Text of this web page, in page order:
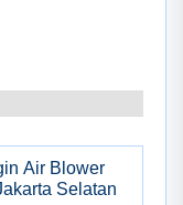
Air Blower
Selatan